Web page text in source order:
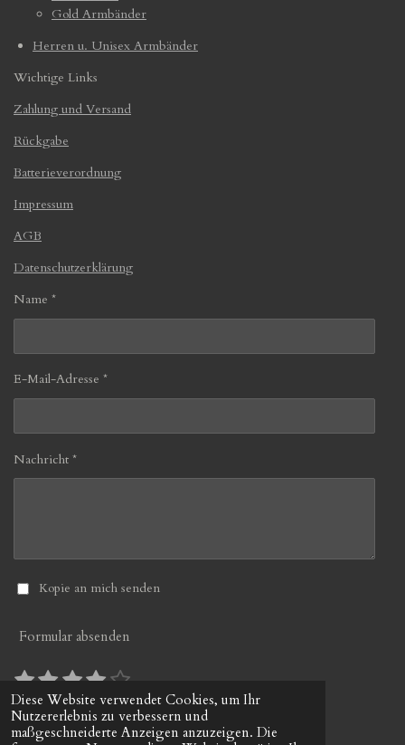
Diese Website verwendet Cookies, um Ihr
Nutzererlebnis zu verbessern und
maßgeschneiderte Anzeigen anzuzeigen. Die
Gold Armbänder
Herren u. Unisex Armbänder
Wichtige Links
Zahlung und Versand
Rückgabe
Batterieverordnung
Impressum
AGB
Datenschutzerklärung
Name *
E-Mail-Adresse *
Nachricht *
Kopie an mich senden
Formular absenden
B
e
w
e
1
S
t
2
S
t
3
S
t
4
S
t
5
S
t
B
e
w
e
10 Stimmen
© 2022 - 2026 gerds-uhrenshop.de